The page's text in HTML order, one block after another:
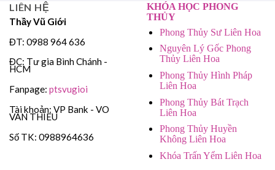
LIÊN HỆ
Thầy Vũ Giới
ĐT: 0988 964 636
ĐC: Tư gia Bình Chánh -
HCM
Fanpage: ptsvugioi
Tài khoản: VP Bank - VO
VAN THIEU
Số TK: 0988964636
KHÓA HỌC PHONG
THỦY
Phong Thủy Sư Liên Hoa
Nguyên Lý Gốc Phong
Thủy Liên Hoa
Phong Thủy Hình Pháp
Liên Hoa
Phong Thủy Bát Trạch
Liên Hoa
Phong Thủy Huyền
Không Liên Hoa
Khóa Trấn Yểm Liên Hoa